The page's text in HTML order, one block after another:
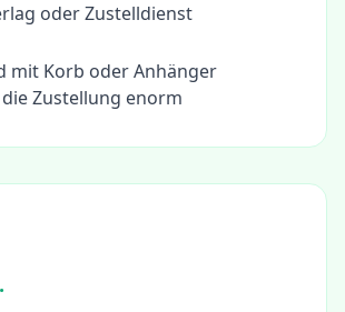
oder Zustelldienst
mit Korb oder Anhänger
Zustellung enorm